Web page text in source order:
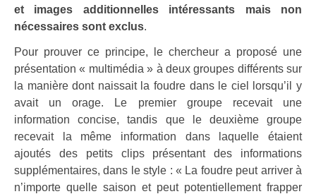
et images additionnelles intéressants mais non
nécessaires sont exclus.
Pour prouver ce principe, le chercheur a proposé une
présentation « multimédia » à deux groupes différents sur
la manière dont naissait la foudre dans le ciel lorsqu’il y
avait un orage. Le premier groupe recevait une
information concise, tandis que le deuxième groupe
recevait la même information dans laquelle étaient
ajoutés des petits clips présentant des informations
supplémentaires, dans le style : « La foudre peut arriver à
n’importe quelle saison et peut potentiellement frapper